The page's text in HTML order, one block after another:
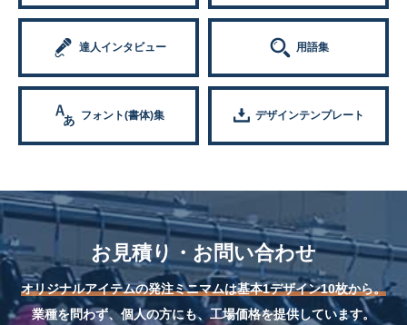
達人インタビュー 用語集
フォント(書体)集 デザインテンプレート
お見積り・お問い合わせ
オリジナルアイテムの発注ミニマムは基本1デザイン10枚から。
業種を問わず、個人の方にも、工場価格を提供しています。